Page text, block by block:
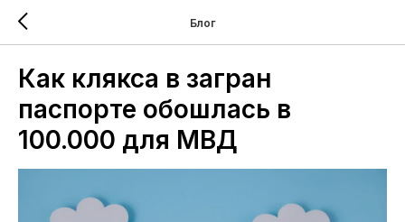
Блог
Как клякса в загран
паспорте обошлась в
100.000 для МВД